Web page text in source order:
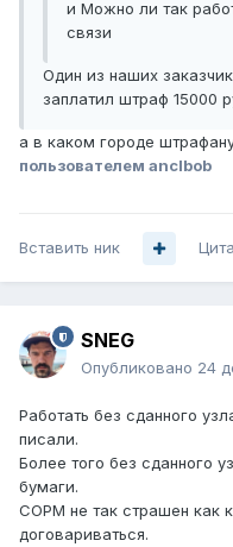
и Можно ли так
связи
Один из наших
заплатил штраф 15000
а в каком городе
пользователем anclbob
Вставить ник
SNEG
Опубликовано 24
Работать без сданного
писали.
Более того без сданного
бумаги.
СОРМ не так страшен как
договариваться.